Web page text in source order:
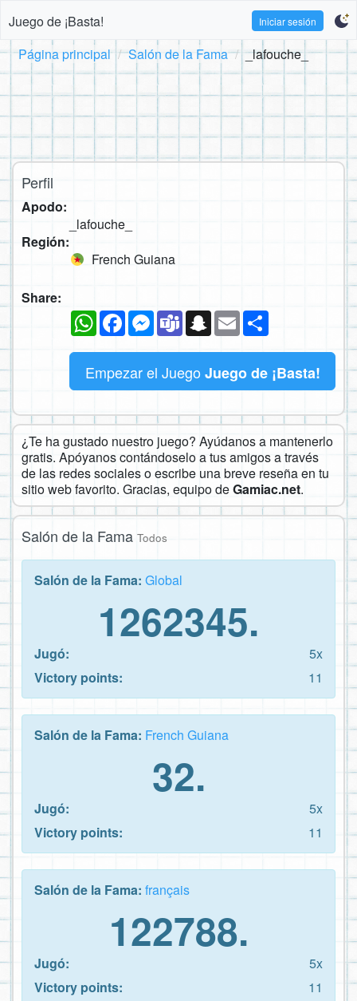
Juego de ¡Basta! Iniciar sesión
Página principal Salón de la Fama _lafouche_
Perfil
Apodo:
_lafouche_
Región:
French Guiana
Share:
WhatsAppFacebookMessenger
TeamsSnapchat
Email
Empezar el Juego Juego de ¡Basta!
¿Te ha gustado nuestro juego? Ayúdanos a mantenerlo
gratis. Apóyanos contándoselo a tus amigos a través
de las redes sociales o escribe una breve reseña en tu
sitio web favorito. Gracias, equipo deGamiac.net.
Salón de la Fama Todos
Salón de la Fama: Global
1262345.
Jugó:
5x
Victory points:
11
Salón de la Fama: French Guiana
32.
Jugó:
5x
Victory points:
11
Salón de la Fama: français
122788.
Jugó:
5x
Victory points:
11